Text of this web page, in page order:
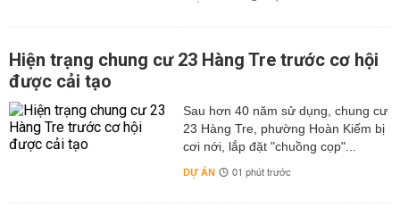
Hiện trạng chung cư 23 Hàng Tre trước cơ hội
được cải tạo
Sau hơn 40 năm sử dụng, chung cư
23 Hàng Tre, phường Hoàn Kiếm bị
cơi nới, lắp đặt "chuồng cọp"...
DỰ ÁN 01 phút trước